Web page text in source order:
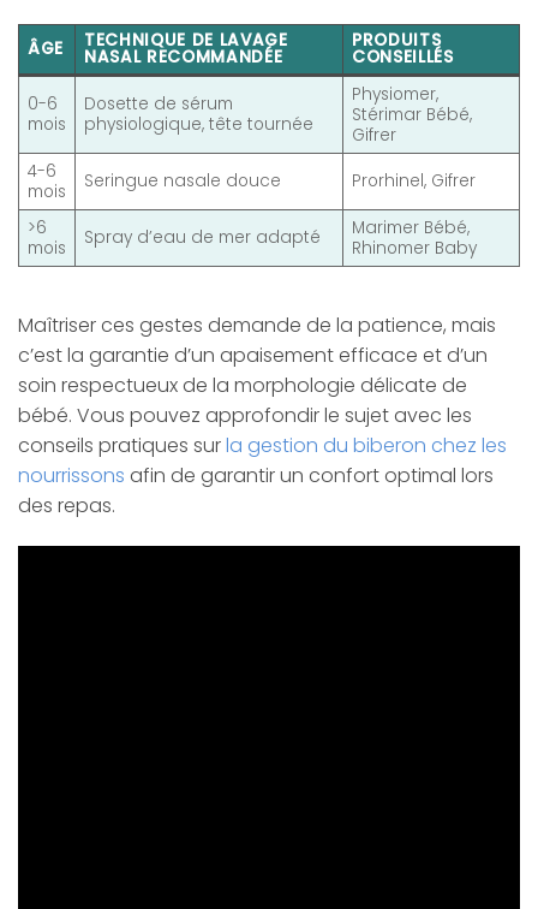
ÂGE TECHNIQUE DE LAVAGE
NASAL RECOMMANDÉE
PRODUITS
CONSEILLÉS
0-6
mois
Dosette de sérum
physiologique, tête tournée
Physiomer,
Stérimar Bébé,
Gifrer
4-6
mois
Seringue nasale douce Prorhinel, Gifrer
>6
mois
Spray d’eau de mer adapté
Marimer Bébé,
Rhinomer Baby
Maîtriser ces gestes demande de la patience, mais
c’est la garantie d’un apaisement efficace et d’un
soin respectueux de la morphologie délicate de
bébé. Vous pouvez approfondir le sujet avec les
conseils pratiques surla gestion du biberon chez les
nourrissons afin de garantir un confort optimal lors
des repas.